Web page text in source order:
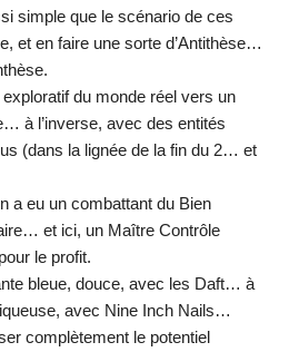
simple que le scénario de ces
et en faire une sorte d’Antithèse…
du monde réel vers un
à l’inverse, avec des entités
(dans la lignée de la fin du 2… et
a eu un combattant du Bien
et ici, un Maître Contrôle
le profit.
bleue, douce, avec les Daft… à
avec Nine Inch Nails…
complètement le potentiel